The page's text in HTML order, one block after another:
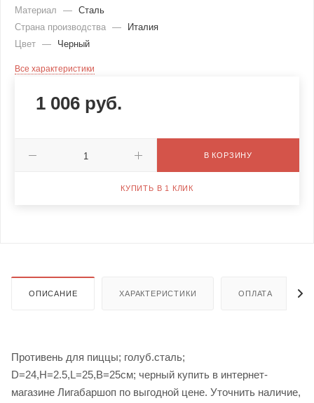
Материал
— Сталь
Страна производства —
Италия
Цвет — Черный
Все характеристики
1 006 руб.
В КОРЗИНУ
КУПИТЬ В 1 КЛИК
ОПИСАНИЕ ХАРАКТЕРИСТИКИ ОПЛАТА
Противень для пиццы; голуб.сталь;
D=24,H=2.5,L=25,B=25см; черный купить в интернет-
магазине Лигабаршоп по выгодной цене. Уточнить наличие,